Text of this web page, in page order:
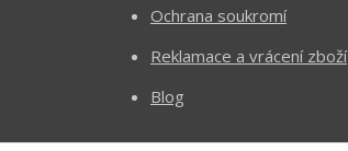
Ochrana soukromí
Reklamace a vrácení zboží
Blog